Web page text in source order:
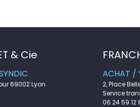
& Cie
69002 Lyon
ACHAT /
2, Place
Service
06 24 59 12